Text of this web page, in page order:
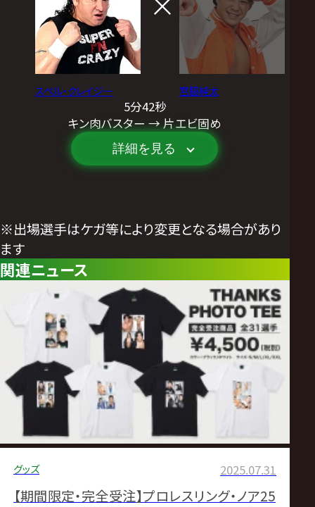
スペル・クレイジー 宮脇純太
5分42秒
キン肉バスター → 片エビ固め
詳細を見る
※出場選手はケガ等により変更となる場合があり
ます
関連ニュース
グッズ 2025.07.31
【期間限定・完全受注】プロレスリング・ノア25